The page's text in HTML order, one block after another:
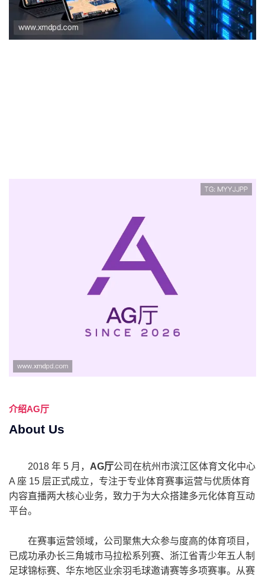
介绍AG厅
About Us
2018 年 5 月， AG厅公司在杭州市滨江区体育文化中心
A 座 15 层正式成立，专注于专业体育赛事运营与优质体育
内容直播两大核心业务，致力于为大众搭建多元化体育互动
平台。
在赛事运营领域，公司聚焦大众参与度高的体育项目，
已成功承办长三角城市马拉松系列赛、浙江省青少年五人制
足球锦标赛、华东地区业余羽毛球邀请赛等多项赛事。从赛